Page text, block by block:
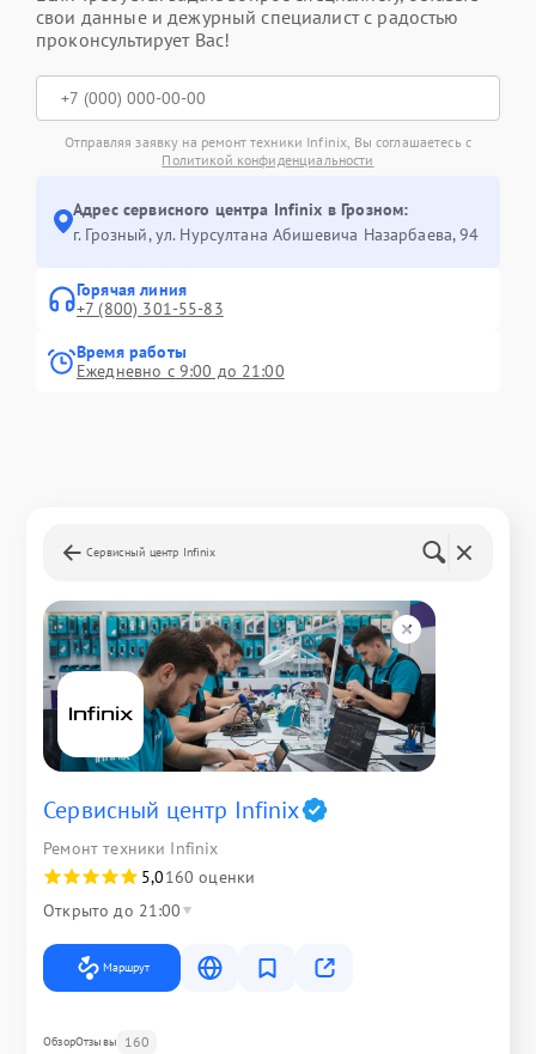
свои данные и дежурный специалист с радостью
проконсультирует Вас!
Отправляя заявку на ремонт техники Infinix, Вы соглашаетесь с
Политикой конфиденциальности
Адрес сервисного центра Infinix в Грозном:
г. Грозный, ул. Нурсултана Абишевича Назарбаева, 94
Горячая линия
+7 (800) 301-55-83
Время работы
Ежедневно с 9:00 до 21:00
Сервисный центр Infinix
Сервисный центр Infinix
Ремонт техники Infinix
5,0160 оценки
Открыто до 21:00
Маршрут
ОбзорОтзывы 160